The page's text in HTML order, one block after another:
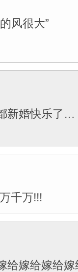
风很大”
新婚快乐了…
千万!!!
给嫁给嫁给